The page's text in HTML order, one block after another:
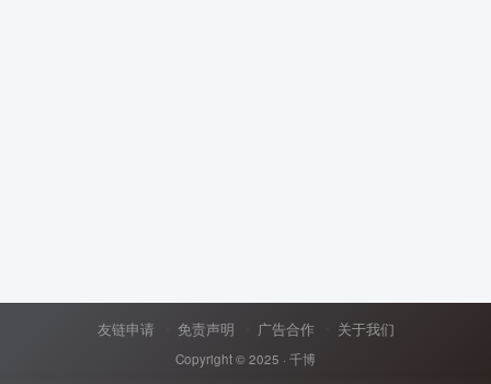
友链申请 免责声明 广告合作 关于我们
Copyright © 2025 · 千博